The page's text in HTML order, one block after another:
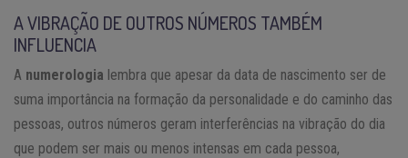
A VIBRAÇÃO DE OUTROS NÚMEROS TAMBÉM
INFLUENCIA
A numerologia lembra que apesar da data de nascimento ser de
suma importância na formação da personalidade e do caminho das
pessoas, outros números geram interferências na vibração do dia
que podem ser mais ou menos intensas em cada pessoa,